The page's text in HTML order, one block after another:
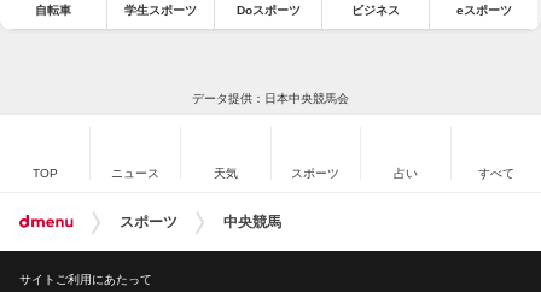
自転車 学生スポーツ Doスポーツ ビジネス eスポーツ
データ提供：日本中央競馬会
TOP ニュース 天気 スポーツ 占い すべて
スポーツ 中央競馬
サイトご利用にあたって